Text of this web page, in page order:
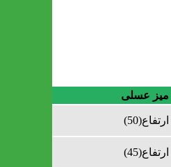
میز عسلی